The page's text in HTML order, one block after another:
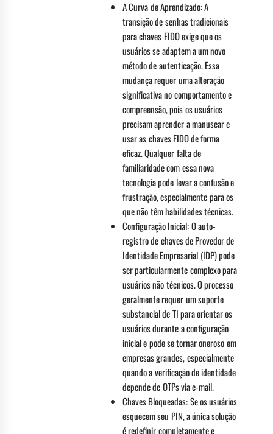
A Curva de Aprendizado: A
transição de senhas tradicionais
para chaves FIDO exige que os
usuários se adaptem a um novo
método de autenticação. Essa
mudança requer uma alteração
significativa no comportamento e
compreensão, pois os usuários
precisam aprender a manusear e
usar as chaves FIDO de forma
eficaz. Qualquer falta de
familiaridade com essa nova
tecnologia pode levar a confusão e
frustração, especialmente para os
que não têm habilidades técnicas.
Configuração Inicial: O auto-
registro de chaves de Provedor de
Identidade Empresarial (IDP) pode
ser particularmente complexo para
usuários não técnicos. O processo
geralmente requer um suporte
substancial de TI para orientar os
usuários durante a configuração
inicial e pode se tornar oneroso em
empresas grandes, especialmente
quando a verificação de identidade
depende de OTPs via e-mail.
Chaves Bloqueadas: Se os usuários
esquecem seu PIN, a única solução
é redefinir completamente e